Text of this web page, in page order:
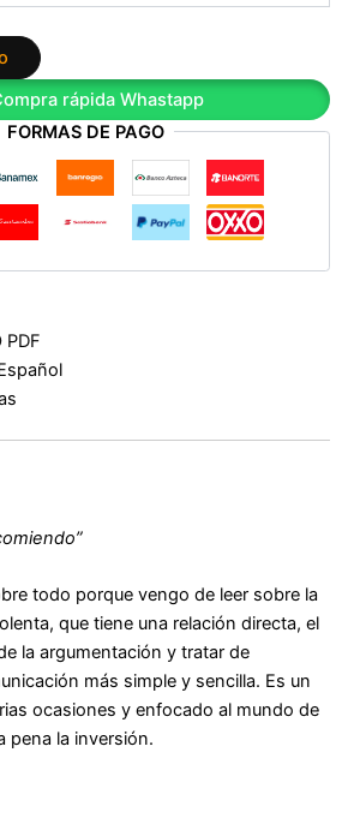
rápida Whastapp
FORMAS DE PAGO
PDF
: ‎ Español
todo porque vengo de leer sobre la
que tiene una relación directa, el
la argumentación y tratar de
más simple y sencilla. Es un
ocasiones y enfocado al mundo de
pena la inversión.